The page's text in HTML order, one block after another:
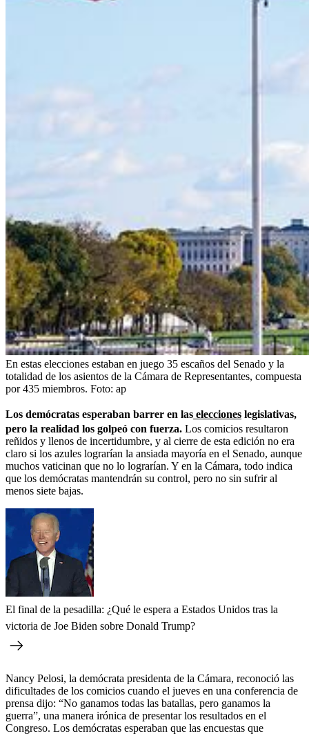
En estas elecciones estaban en juego 35 escaños del Senado y la
totalidad de los asientos de la Cámara de Representantes, compuesta
por 435 miembros. Foto: ap
Los demócratas esperaban barrer en las elecciones legislativas,
pero la realidad los golpeó con fuerza. Los comicios resultaron
reñidos y llenos de incertidumbre, y al cierre de esta edición no era
claro si los azules lograrían la ansiada mayoría en el Senado, aunque
muchos vaticinan que no lo lograrían. Y en la Cámara, todo indica
que los demócratas mantendrán su control, pero no sin sufrir al
menos siete bajas.
El final de la pesadilla: ¿Qué le espera a Estados Unidos tras la
victoria de Joe Biden sobre Donald Trump?
Nancy Pelosi, la demócrata presidenta de la Cámara, reconoció las
dificultades de los comicios cuando el jueves en una conferencia de
prensa dijo: “No ganamos todas las batallas, pero ganamos la
guerra”, una manera irónica de presentar los resultados en el
Congreso. Los demócratas esperaban que las encuestas que